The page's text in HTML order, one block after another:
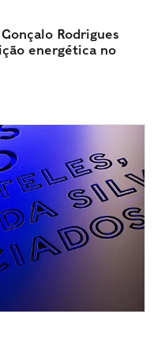
Rodrigues
energética no